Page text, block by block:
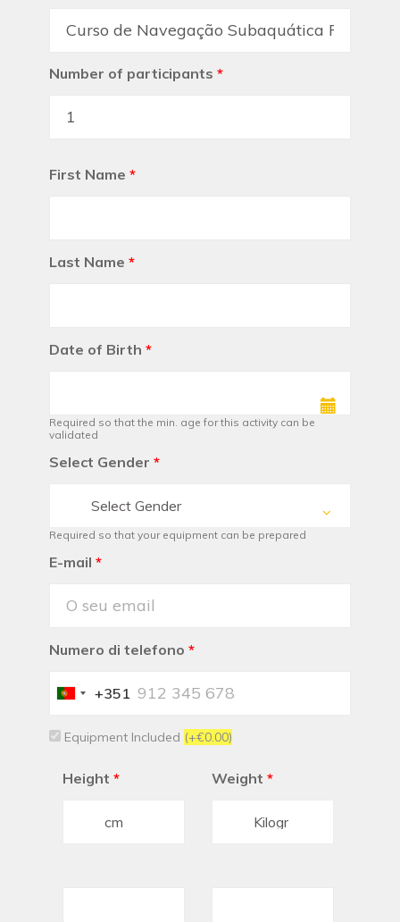
Number of participants *
First Name *
Last Name *
Date of Birth *
Required so that the min. age for this activity can be
validated
Select Gender *
Select Gender
Required so that your equipment can be prepared
E-mail *
Numero di telefono *
Portugal
+351
Equipment Included (+€0.00)
Height * Weight *